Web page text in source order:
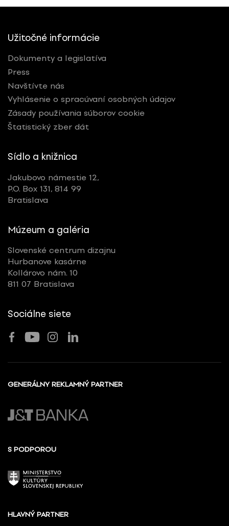
Užitočné informácie
Dokumenty a legislatíva
Press
Navštívte nás
Vyhlásenie o spracúvaní osobných údajov
Zásady používania súborov cookie
Štatistický zber dát
Sídlo a knižnica
Jakubovo námestie 12,
P.O. Box 131, 814 99
Bratislava
Múzeum a galéria
Slovenské centrum dizajnu
Hurbanove kasárne
Kollárovo nám. 10
811 07 Bratislava
Sociálne siete
GENERÁLNY REKLAMNÝ PARTNER
S PODPOROU
HLAVNÝ PARTNER